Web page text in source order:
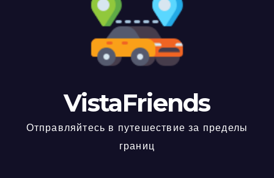
VistaFriends
Отправляйтесь в путешествие за пределы
границ